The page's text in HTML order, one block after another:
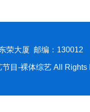
荣大厦 邮编：130012
目-裸体综艺 All Rights